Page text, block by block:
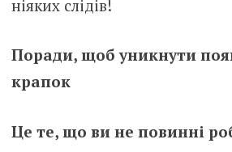
ніяких слідів!
Поради, щоб уникнути
крапок
Це те, що ви не повинні